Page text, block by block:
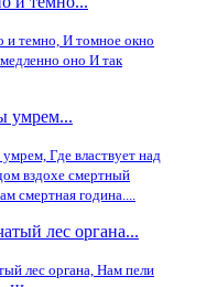
и темно, И томное окно
оно И так
умрем...
Где властвует над
вздохе смертный
смертная година....
лес органа...
лес органа, Нам пели